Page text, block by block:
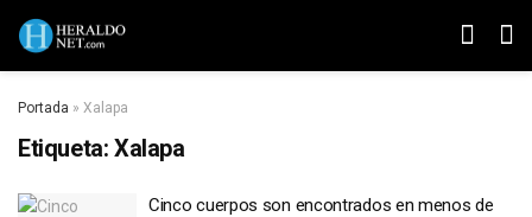
Portada » Xalapa
Etiqueta: Xalapa
Cinco cuerpos son encontrados en menos de